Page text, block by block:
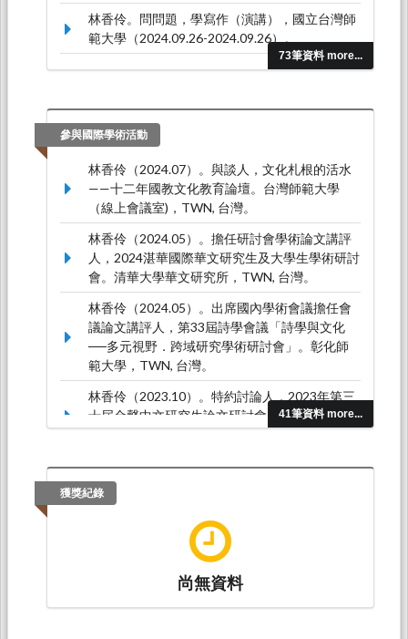
73筆資料 more...
林香伶。問問題，學寫作（演講），國立台灣師
範大學（2024.09.26-2024.09.26）。
林香伶。愛情的經營——從古典詩詞中的提醒談
2024.11.26）。
參與國際學術活動
41筆資料 more...
林香伶（2024.07）。與談人，文化札根的活水
——十二年國教文化教育論壇。台灣師範大學
（線上會議室)，TWN, 台灣。
林香伶（2024.05）。擔任研討會學術論文講評
人，2024湛華國際華文研究生及大學生學術研討
會。清華大學華文研究所，TWN, 台灣。
林香伶（2024.05）。出席國內學術會議擔任會
議論文講評人，第33屆詩學會議「詩學與文化
──多元視野．跨域研究學術研討會」。彰化師
範大學，TWN, 台灣。
林香伶（2023.10）。特約討論人，2023年第三
十屆金聲中文研究生論文研討會。桃園中央大
學，TWN, 台灣。
林香伶（2023.05）。擔任會議主持人及論文講
評人二篇，第十八屆有鳯初鳴----漢學多元化領
域之探索全國研究生學術研討會。東吳大學，
獲獎紀錄
尚無資料